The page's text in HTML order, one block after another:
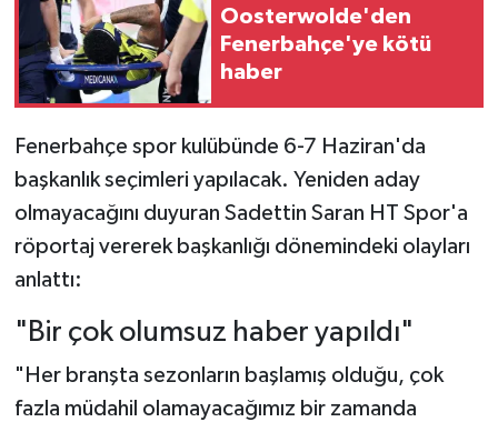
Oosterwolde'den
Fenerbahçe'ye kötü
haber
Fenerbahçe spor kulübünde 6-7 Haziran'da
başkanlık seçimleri yapılacak. Yeniden aday
olmayacağını duyuran Sadettin Saran HT Spor'a
röportaj vererek başkanlığı dönemindeki olayları
anlattı:
"Bir çok olumsuz haber yapıldı"
"Her branşta sezonların başlamış olduğu, çok
fazla müdahil olamayacağımız bir zamanda
2024 Seçim Sonuçları